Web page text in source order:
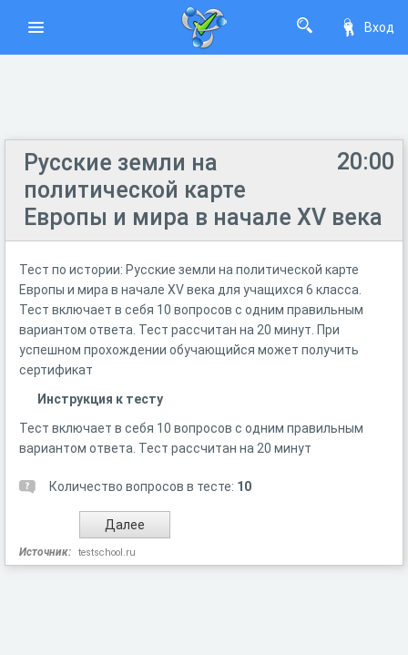
Вход
20:00
Русские земли на
политической карте
Европы и мира в начале XV века
Тест по истории: Русские земли на политической карте
Европы и мира в начале XV века для учащихся 6 класса.
Тест включает в себя 10 вопросов с одним правильным
вариантом ответа. Тест рассчитан на 20 минут. При
успешном прохождении обучающийся может получить
сертификат
Инструкция к тесту
Тест включает в себя 10 вопросов с одним правильным
вариантом ответа. Тест рассчитан на 20 минут
Количество вопросов в тесте: 10
Источник: testschool.ru